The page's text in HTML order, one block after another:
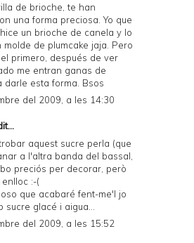
de brioche, te han
una forma preciosa. Yo que
un brioche de canela y lo
molde de plumcake jaja. Pero
primero, después de ver
me entran ganas de
darle esta forma. Bsos
del 2009, a les 14:30
aquest sucre perla (que
a l'altra banda del bassal,
preciós per decorar, però
:-(
que acabaré fent-me'l jo
sucre glacé i aigua...
del 2009, a les 15:52